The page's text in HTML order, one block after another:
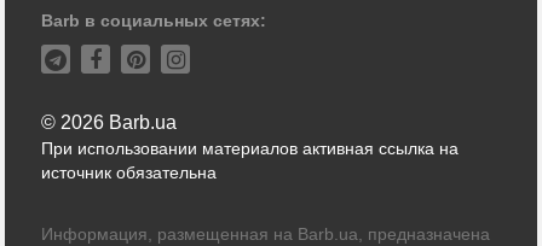
Barb в социальных сетях:
© 2026 Barb.ua
При использовании материалов активная ссылка на
источник обязательна
Информация, размещенная на Barb.ua, предназначена